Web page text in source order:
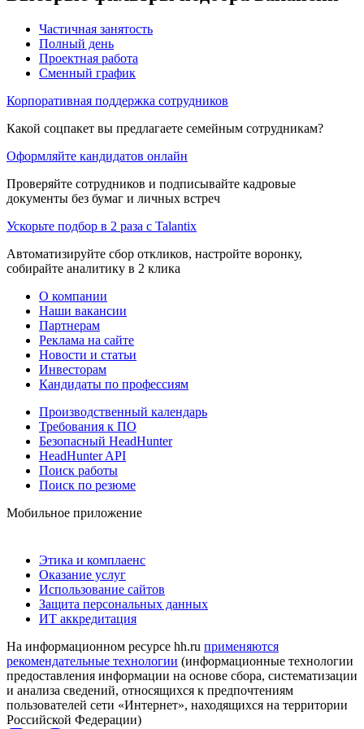
Частичная занятость
Полный день
Проектная работа
Сменный график
Корпоративная поддержка сотрудников
Какой соцпакет вы предлагаете семейным сотрудникам?
Оформляйте кандидатов онлайн
Проверяйте сотрудников и подписывайте кадровые
документы без бумаг и личных встреч
Ускорьте подбор в 2 раза с Talantix
Автоматизируйте сбор откликов, настройте воронку,
собирайте аналитику в 2 клика
О компании
Наши вакансии
Партнерам
Реклама на сайте
Новости и статьи
Инвесторам
Кандидаты по профессиям
Производственный календарь
Требования к ПО
Безопасный HeadHunter
HeadHunter API
Поиск работы
Поиск по резюме
Мобильное приложение
Этика и комплаенс
Оказание услуг
Использование сайтов
Защита персональных данных
ИТ аккредитация
На информационном ресурсе hh.ru применяются
рекомендательные технологии (информационные технологии
предоставления информации на основе сбора, систематизации
и анализа сведений, относящихся к предпочтениям
пользователей сети «Интернет», находящихся на территории
Российской Федерации)